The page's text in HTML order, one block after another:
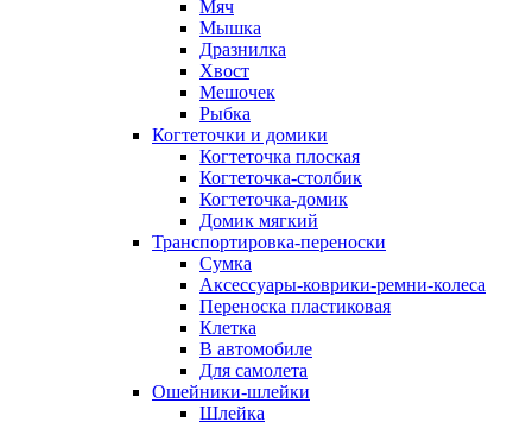
Мяч
Мышка
Дразнилка
Хвост
Мешочек
Рыбка
Когтеточки и домики
Когтеточка плоская
Когтеточка-столбик
Когтеточка-домик
Домик мягкий
Транспортировка-переноски
Сумка
Аксессуары-коврики-ремни-колеса
Переноска пластиковая
Клетка
В автомобиле
Для самолета
Ошейники-шлейки
Шлейка